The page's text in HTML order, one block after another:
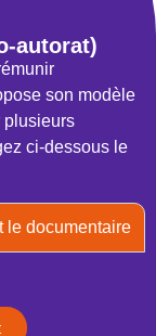
autorat)
son modèle
plusieurs
ci-dessous le
le documentaire